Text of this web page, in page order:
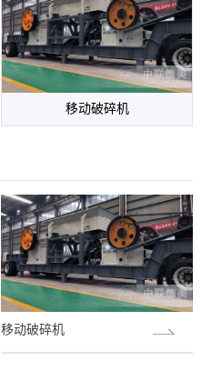
移动破碎机
移动破碎机